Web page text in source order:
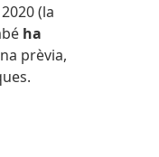
(la
ha
prèvia,